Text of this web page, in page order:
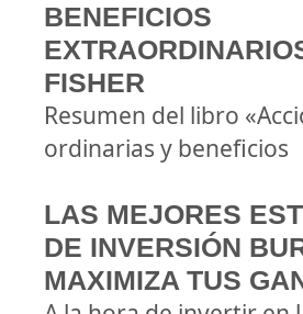
BENEFICIOS
FISHER
Resumen del libro
ordinarias y beneficios
LAS MEJORES
DE INVERSIÓN
MAXIMIZA TUS